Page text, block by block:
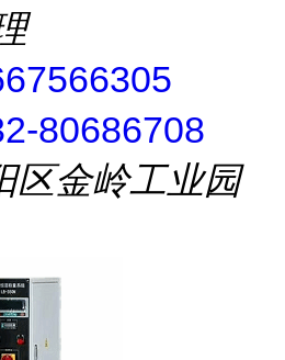
80686708
区金岭工业园